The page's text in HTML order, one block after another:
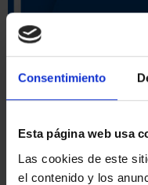
Consentimiento
Esta página web usa
Las cookies de este
el contenido y los